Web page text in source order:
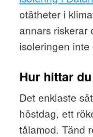
otätheter i
annars riskerar
isoleringen
Hur hittar
Det enklaste
höstdag, ett
tålamod. Tänd